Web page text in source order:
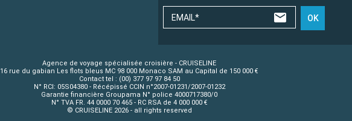
EMAIL* OK
Agence de voyage spécialisée croisière - CRUISELINE
16 rue du gabian Les flots bleus MC 98 000 Monaco SAM au Capital de 150 000 €
Contact tel : (00) 377 97 97 84 50
N° RCI: 05S04380 - Récépissé CCIN n°2007-01231/2007-01232
Garantie financière Groupama N° police 4000717380/0
N° TVA FR. 44 0000 70 465 - RC RSA de 4 000 000 €
© CRUISELINE 2026 - all rights reserved